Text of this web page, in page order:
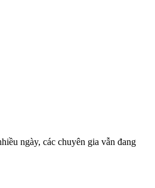
ngày, các chuyên gia vẫn đang